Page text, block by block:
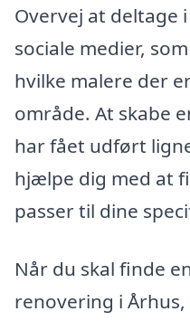
Overvej at deltage
sociale medier,
hvilke malere der
område. At skabe
har fået udført
hjælpe dig med at
passer til dine
Når du skal finde
renovering i